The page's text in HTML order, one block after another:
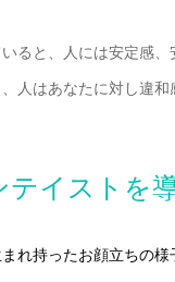
ると、人には安定感
人はあなたに対し違
イストを
れ持ったお顔立ちの